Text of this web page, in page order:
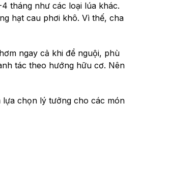
tháng như các loại lúa khác.
hạt cau phơi khô. Vì thế, cha
ngay cả khi để nguội, phù
tác theo hướng hữu cơ. Nên
lựa chọn lý tưởng cho các món